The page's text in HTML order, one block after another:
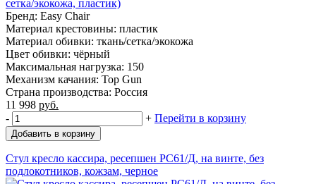
сетка/экокожа, пластик)
Бренд: Easy Chair
Материал крестовины: пластик
Материал обивки: ткань/сетка/экокожа
Цвет обивки: чёрный
Максимальная нагрузка: 150
Механизм качания: Top Gun
Страна производства: Россия
11 998 руб.
-
+ Перейти в корзину
Добавить в корзину
Стул кресло кассира, ресепшен РС61/Д, на винте, без
подлокотников, кожзам, черное